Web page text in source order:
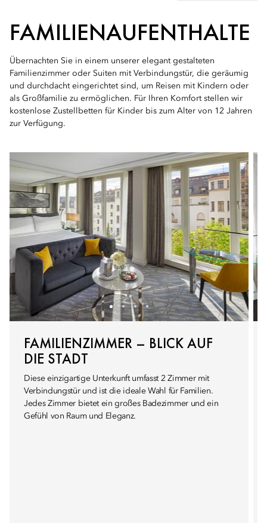
FAMILIENAUFENTHALTE
Übernachten Sie in einem unserer elegant gestalteten
Familienzimmer oder Suiten mit Verbindungstür, die geräumig
und durchdacht eingerichtet sind, um Reisen mit Kindern oder
als Großfamilie zu ermöglichen. Für Ihren Komfort stellen wir
kostenlose Zustellbetten für Kinder bis zum Alter von 12 Jahren
zur Verfügung.
FAMILIENZIMMER – BLICK AUF
DIE STADT
Diese einzigartige Unterkunft umfasst 2 Zimmer mit
Verbindungstür und ist die ideale Wahl für Familien.
Jedes Zimmer bietet ein großes Badezimmer und ein
Gefühl von Raum und Eleganz.